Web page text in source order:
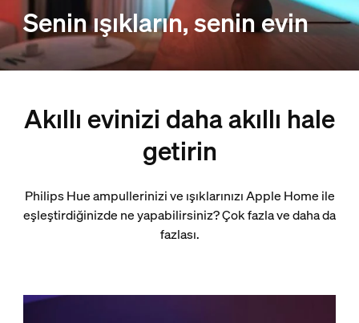
Senin ışıkların, senin evin
Akıllı evinizi daha akıllı hale
getirin
Philips Hue ampullerinizi ve ışıklarınızı Apple Home ile
eşleştirdiğinizde ne yapabilirsiniz? Çok fazla ve daha da
fazlası.